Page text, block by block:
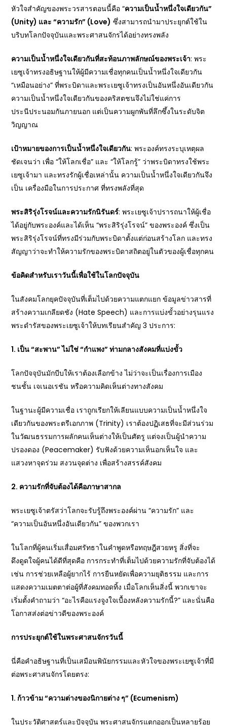
หัวใจสำคัญของพระวรสารตอนนี้คือ “ความเป็นน้ำหนึ่งใจเดียวกัน”
(Unity) และ “ความรัก” (Love) ซึ่งสามารถนำมาประยุกต์ใช้ใน
บริบทโลกปัจจุบันและพระศาสนจักรได้อย่างทรงพลัง
ความเป็นน้ำหนึ่งใจเดียวกันที่สะท้อนภาพลักษณ์ของพระเจ้า: พระ
เยซูเจ้าทรงอธิษฐานให้ผู้มีความเชื่อทุกคนเป็นน้ำหนึ่งใจเดียวกัน
“เหมือนอย่าง” ที่พระบิดาและพระเยซูเจ้าทรงเป็นอันหนึ่งอันเดียวกัน
ความเป็นน้ำหนึ่งใจเดียวกันของคริสตชนจึงไม่ใช่แค่การ
ประนีประนอมกันภายนอก แต่เป็นความผูกพันที่ลึกซึ้งในระดับจิต
วิญญาณ
เป้าหมายของการเป็นน้ำหนึ่งใจเดียวกัน: พระองค์ทรงระบุเหตุผล
ชัดเจนว่า เพื่อ “ให้โลกเชื่อ” และ “ให้โลกรู้” ว่าพระบิดาทรงใช้พระ
เยซูเจ้ามา และทรงรักผู้เชื่อเหล่านั้น ความเป็นน้ำหนึ่งใจเดียวกันจึง
เป็น เครื่องมือในการประกาศ ที่ทรงพลังที่สุด
พระสิริรุ่งโรจน์และความรักนิรันดร์: พระเยซูเจ้าปรารถนาให้ผู้เชื่อ
ได้อยู่กับพระองค์และได้เห็น “พระสิริรุ่งโรจน์” ของพระองค์ ซึ่งเป็น
พระสิริรุ่งโรจน์ที่ทรงมีร่วมกับพระบิดาตั้งแต่ก่อนสร้างโลก และทรง
สัญญาว่าจะทำให้ความรักของพระบิดาสถิตอยู่ในตัวของผู้เชื่อทุกคน
ข้อคิดสำหรับเราวันนี้เพื่อใช้ในโลกปัจจุบัน
ในสังคมโลกยุคปัจจุบันที่เต็มไปด้วยความแตกแยก ข้อมูลข่าวสารที่
สร้างความเกลียดชัง (Hate Speech) และการแบ่งขั้วอย่างรุนแรง
พระดำรัสของพระเยซูเจ้าให้บทเรียนสำคัญ 3 ประการ:
1. เป็น “สะพาน” ไม่ใช่ “กำแพง” ท่ามกลางสังคมที่แบ่งขั้ว
โลกปัจจุบันมักบีบให้เราต้องเลือกข้าง ไม่ว่าจะเป็นเรื่องการเมือง
ชนชั้น เจเนอเรชัน หรือความคิดเห็นต่างทางสังคม
ในฐานะผู้มีความเชื่อ เราถูกเรียกให้เลียนแบบความเป็นน้ำหนึ่งใจ
เดียวกันของพระตรีเอกภาพ (Trinity) เราต้องปฏิเสธที่จะมีส่วนร่วม
ในวัฒนธรรมการผลักคนเห็นต่างให้เป็นศัตรู แต่จงเป็นผู้นำความ
ปรองดอง (Peacemaker) รับฟังด้วยความเห็นอกเห็นใจ และ
แสวงหาจุดร่วม สงวนจุดต่าง เพื่อสร้างสรรค์สังคม
2. ความรักที่จับต้องได้คือภาษาสากล
พระเยซูเจ้าตรัสว่าโลกจะรับรู้ถึงพระองค์ผ่าน “ความรัก” และ
“ความเป็นอันหนึ่งอันเดียวกัน” ของพวกเรา
ในโลกที่ผู้คนเริ่มเสื่อมศรัทธาในคำพูดหรือทฤษฎีสวยหรู สิ่งที่จะ
ดึงดูดใจผู้คนได้ดีที่สุดคือ การกระทำที่เต็มไปด้วยความรักที่จับต้องได้
เช่น การช่วยเหลือผู้ยากไร้ การยืนหยัดเพื่อความยุติธรรม และการ
แสดงความเมตตาต่อผู้ที่สังคมทอดทิ้ง เมื่อโลกเห็นสิ่งนี้ พวกเขาจะ
เริ่มตั้งคำถามว่า “อะไรคือแรงจูงใจเบื้องหลังความรักนี้?” และนั่นคือ
โอกาสส่งต่อข่าวดีของพระองค์
การประยุกต์ใช้ในพระศาสนจักรวันนี้
นี่คือคำอธิษฐานที่เป็นเสมือนพินัยกรรมและหัวใจของพระเยซูเจ้าที่มี
ต่อพระศาสนจักรโดยตรง:
1. ก้าวข้าม “ความต่างของนิกายต่าง ๆ” (Ecumenism)
ในประวัติศาสตร์และปัจจุบัน พระศาสนจักรแตกออกเป็นหลายร้อย